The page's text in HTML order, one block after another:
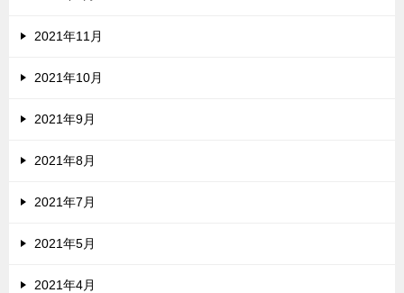
2021年11月
2021年10月
2021年9月
2021年8月
2021年7月
2021年5月
2021年4月